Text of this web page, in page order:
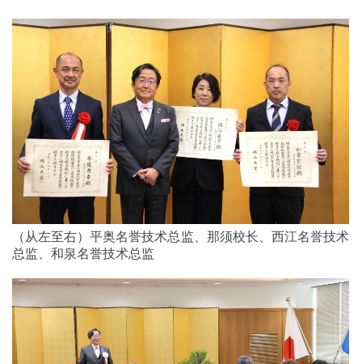
（从左至右）平奥名誉技术总监、那须校长、西江名誉技术
总监、和泉名誉技术总监